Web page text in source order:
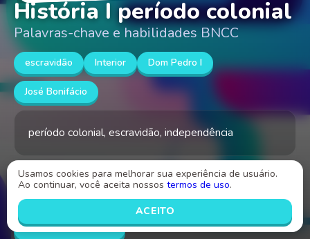
História I período colonial
Palavras-chave e habilidades BNCC
escravidão Interior Dom Pedro I
José Bonifácio
período colonial, escravidão, independência
Criado por
INICIAR
Usamos cookies para melhorar sua experiência de usuário.
Ao continuar, você aceita nossos termos de uso.
ACEITO